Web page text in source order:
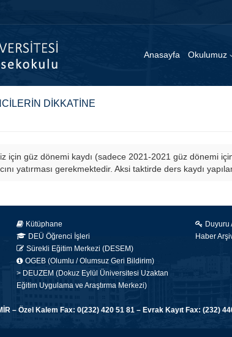
Anasayfa Okulumuz
DİKKATİNE
için güz dönemi kaydı (sadece 2021-2021 güz dönemi
yatırması gerekmektedir. Aksi taktirde ders kaydı
Kütüphane
DEÜ Öğrenci İşleri
Sürekli Eğitim Merkezi (DESEM)
OGEB (Olumlu / Olumsuz Geri Bildirim)
> DEUZEM (Dokuz Eylül Üniversitesi Uzaktan
Eğitim Uygulama ve Araştırma Merkezi)
Duyuru
Haber
– Özel Kalem Fax: 0(232) 420 51 81 – Evrak Kayıt Fax: (232)